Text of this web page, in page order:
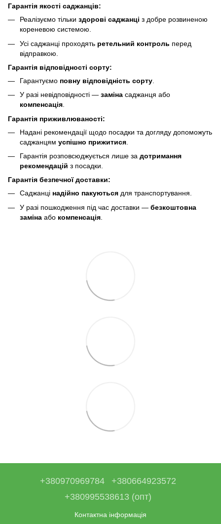
Гарантія якості саджанців:
Реалізуємо тільки здорові саджанці з добре розвиненою
кореневою системою.
Усі саджанці проходять ретельний контроль перед
відправкою.
Гарантія відповідності сорту:
Гарантуємо повну відповідність сорту
У разі невідповідності — заміна саджанця або
компенсація.
Гарантія приживлюваності:
Надані рекомендації щодо посадки та догляду допоможуть
саджанцям успішно прижитися
Гарантія розповсюджується лише за дотримання
рекомендацій з посадки.
Гарантія безпечної доставки:
Саджанці надійно пакуються для транспортування.
У разі пошкодження під час доставки — безкоштовна
заміна або компенсація
+380970969784
+380664923572
+380995538613 (опт)
Контактна інформація